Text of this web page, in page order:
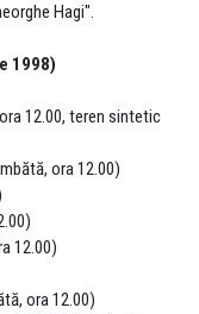
Hagi".
1998)
12.00, teren sintetic
ora 12.00)
12.00)
ora 12.00)